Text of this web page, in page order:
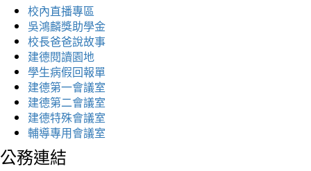
校內直播專區
吳鴻麟獎助學金
校長爸爸說故事
建德閱讀園地
學生病假回報單
建德第一會議室
建德第二會議室
建德特殊會議室
輔導專用會議室
公務連結